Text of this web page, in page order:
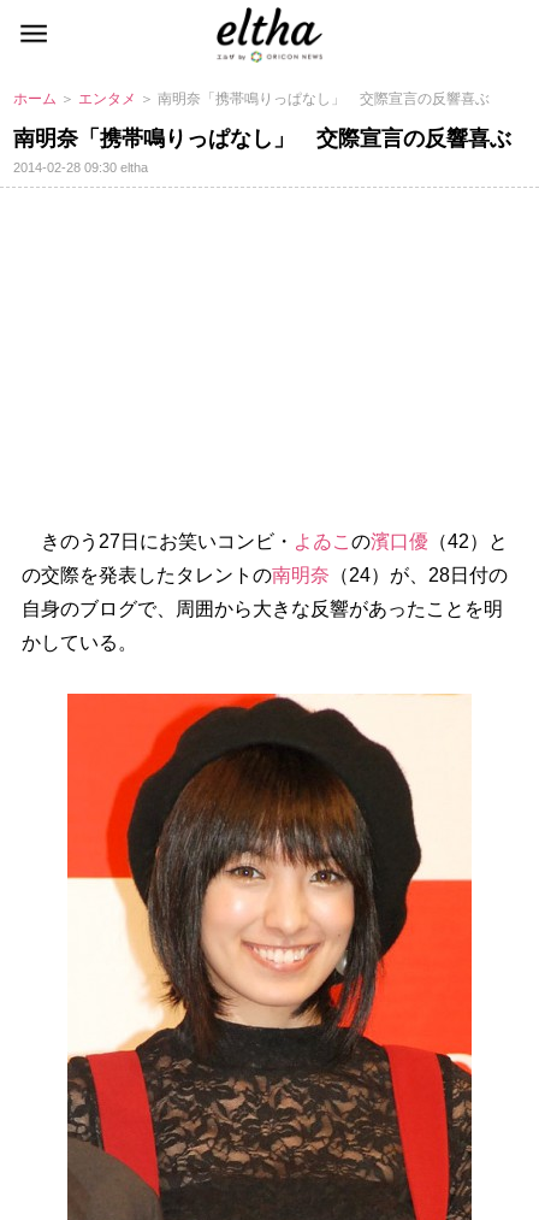
ホーム ＞ エンタメ ＞ 南明奈「携帯鳴りっぱなし」 交際宣言の反響喜ぶ
南明奈「携帯鳴りっぱなし」 交際宣言の反響喜ぶ
2014-02-28 09:30eltha
きのう27日にお笑いコンビ・ よゐこ の濱口優（42）と
の交際を発表したタレントの南明奈 （24）が、28日付の
自身のブログで、周囲から大きな反響があったことを明
かしている。